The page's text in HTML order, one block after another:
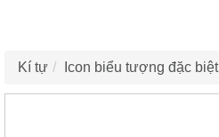
Kí tự Icon biểu tượng đặc biệt